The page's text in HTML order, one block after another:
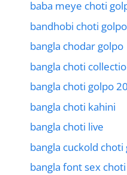
baba meye choti
bandhobi choti golpo
bangla chodar golpo
bangla choti
bangla choti golpo
bangla choti kahini
bangla choti live
bangla cuckold choti
bangla font sex